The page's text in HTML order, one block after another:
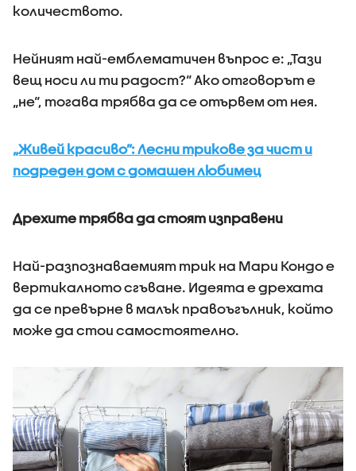
количеството.
Нейният най-емблематичен въпрос е: „Тази
вещ носи ли ти радост?“ Ако отговорът е
„не“, тогава трябва да се отървем от нея.
„Живей красиво”: Лесни трикове за чист и
подреден дом с домашен любимец
Дрехите трябва да стоят изправени
Най-разпознаваемият трик на Мари Кондо е
вертикалното сгъване. Идеята е дрехата
да се превърне в малък правоъгълник, който
може да стои самостоятелно.